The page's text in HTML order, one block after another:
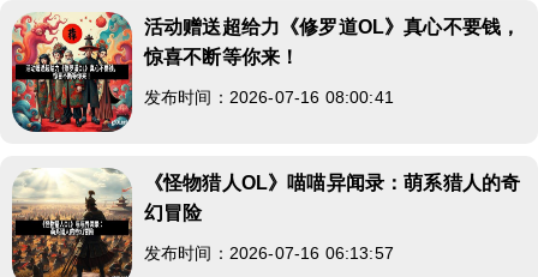
活动赠送超给力《修罗道OL》真心不要钱，
惊喜不断等你来！
发布时间：2026-07-16 08:00:41
《怪物猎人OL》喵喵异闻录：萌系猎人的奇
幻冒险
发布时间：2026-07-16 06:13:57